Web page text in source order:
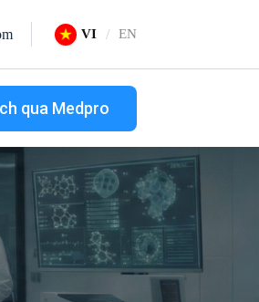
EN
VI
qua Medpro